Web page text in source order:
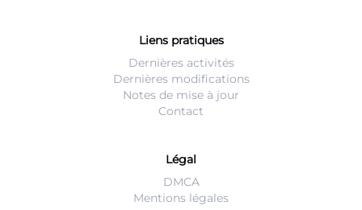
Liens pratiques
Dernières activités
Dernières modifications
Notes de mise à jour
Contact
Légal
DMCA
Mentions légales